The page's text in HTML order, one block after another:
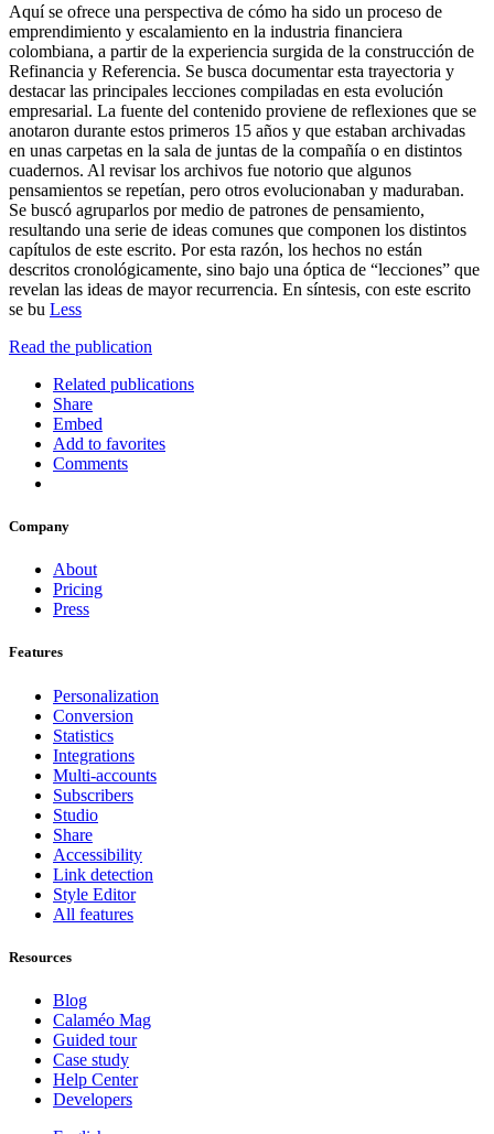
Aquí se ofrece una perspectiva de cómo ha sido un proceso de
emprendimiento y escalamiento en la industria financiera
colombiana, a partir de la experiencia surgida de la construcción de
Refinancia y Referencia. Se busca documentar esta trayectoria y
destacar las principales lecciones compiladas en esta evolución
empresarial. La fuente del contenido proviene de reflexiones que se
anotaron durante estos primeros 15 años y que estaban archivadas
en unas carpetas en la sala de juntas de la compañía o en distintos
cuadernos. Al revisar los archivos fue notorio que algunos
pensamientos se repetían, pero otros evolucionaban y maduraban.
Se buscó agruparlos por medio de patrones de pensamiento,
resultando una serie de ideas comunes que componen los distintos
capítulos de este escrito. Por esta razón, los hechos no están
descritos cronológicamente, sino bajo una óptica de “lecciones” que
revelan las ideas de mayor recurrencia. En síntesis, con este escrito
se bu Less
Read the publication
Related publications
Share
Embed
Add to favorites
Comments
Company
About
Pricing
Press
Features
Personalization
Conversion
Statistics
Integrations
Multi-accounts
Subscribers
Studio
Share
Accessibility
Link detection
Style Editor
All features
Resources
Blog
Calaméo Mag
Guided tour
Case study
Help Center
Developers